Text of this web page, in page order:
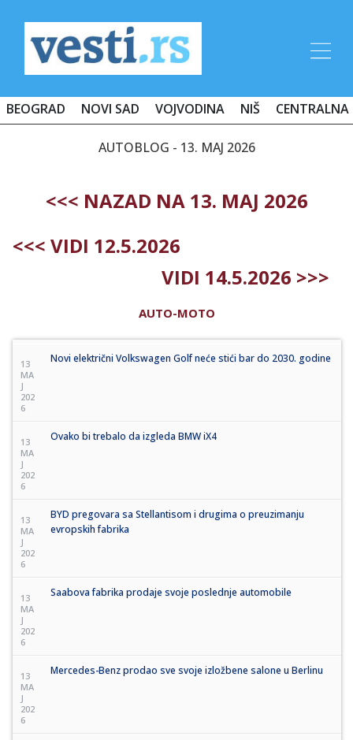
BEOGRAD NOVI SAD VOJVODINA NIŠ CENTRALNA
AUTOBLOG - 13. MAJ 2026
<<< NAZAD NA 13. MAJ 2026
<<< VIDI 12.5.2026
VIDI 14.5.2026 >>>
AUTO-MOTO
13
MA
J
202
6
Novi električni Volkswagen Golf neće stići bar do 2030. godine
13
MA
J
202
6
Ovako bi trebalo da izgleda BMW iX4
13
MA
J
202
6
BYD pregovara sa Stellantisom i drugima o preuzimanju
evropskih fabrika
13
MA
J
202
6
Saabova fabrika prodaje svoje poslednje automobile
13
MA
J
202
6
Mercedes-Benz prodao sve svoje izložbene salone u Berlinu